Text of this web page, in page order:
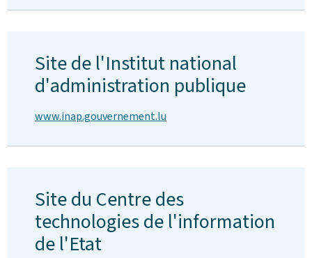
Site de l'Institut national
d'administration publique
www.inap.gouvernement.lu
Site du Centre des
technologies de l'information
de l'Etat